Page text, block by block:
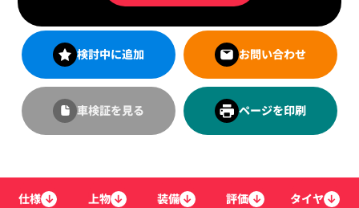
検討中に追加 お問い合わせ
車検証を見る ページを印刷
仕様 ↓ 上物 ↓ 装備 ↓ 評価 ↓ タイヤ ↓